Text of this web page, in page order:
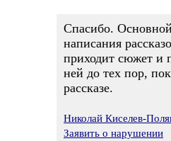
Спасибо.
написания
приходит сюжет и
ней до тех пор,
рассказе.
Николай Киселев-
Заявить о нарушении